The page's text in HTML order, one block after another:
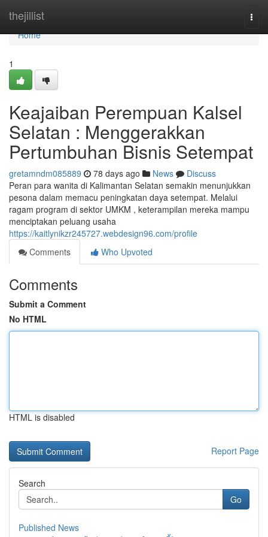
thejillist
Home
Home
1
Keajaiban Perempuan Kalsel
Selatan : Menggerakkan
Pertumbuhan Bisnis Setempat
gretamndm085889 78 days ago News
Discuss
Peran para wanita di Kalimantan Selatan semakin menunjukkan
pesona dalam memacu peningkatan daya setempat. Melalui
ragam program di sektor UMKM , keterampilan mereka mampu
menciptakan peluang usaha
https://kaitlynikzr245727.webdesign96.com/profile
Comments
Who Upvoted
Comments
Submit a Comment
No HTML
HTML is disabled
Report Page
Search
Go
Published News